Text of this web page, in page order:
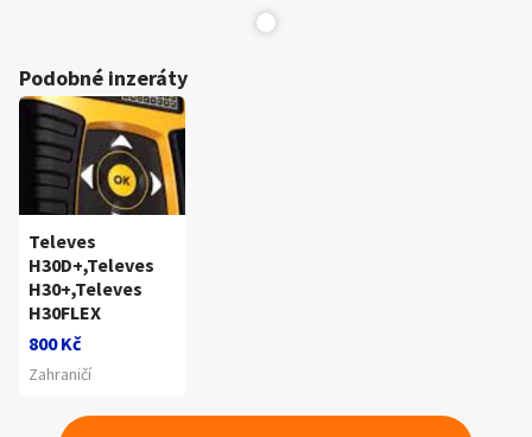
Podobné inzeráty
Televes
H30D+,Televes
H30+,Televes
H30FLEX
800 Kč
Zahraničí